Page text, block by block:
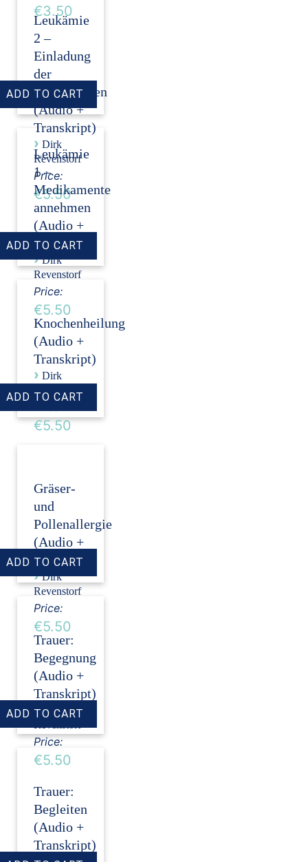
€3.50
Leukämie
2 –
Einladung
der
Stammzellen
(Audio +
Transkript)
› Dirk
Revenstorf
Price:
€5.50
Leukämie
1 –
Medikamente
annehmen
(Audio +
Transkript)
› Dirk
Revenstorf
Price:
€5.50
Knochenheilung
(Audio +
Transkript)
› Dirk
Revenstorf
€5.50
Gräser-
und
Pollenallergie
(Audio +
Transkript)
› Dirk
Revenstorf
Price:
€5.50
Trauer:
Begegnung
(Audio +
Transkript)
› Dirk
Price:
€5.50
Trauer:
Begleiten
(Audio +
Transkript)